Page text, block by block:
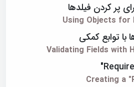
پر کردن فیلدها
Using Objects
با توابع کمکی
Validating Fields with
Creating a